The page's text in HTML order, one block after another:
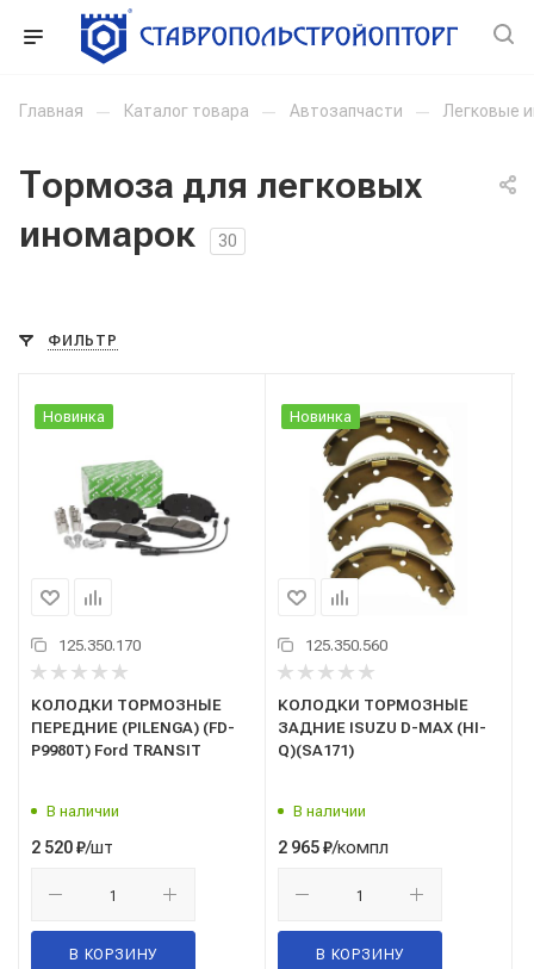
Главная — Каталог товара — Автозапчасти — Легковые
Тормоза для легковых
иномарок
30
ФИЛЬТР
Новинка
125.350.170
КОЛОДКИ ТОРМОЗНЫЕ
ПЕРЕДНИЕ (PILENGA) (FD-
P9980T) Ford TRANSIT
В наличии
2 520₽/шт
В КОРЗИНУ
Новинка
125.350.560
КОЛОДКИ ТОРМОЗНЫЕ
ЗАДНИЕ ISUZU D-MAX (HI-
Q)(SA171)
В наличии
2 965₽/компл
В КОРЗИНУ